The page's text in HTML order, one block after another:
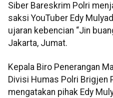
Siber Bareskrim Polri
saksi YouTuber Edy
ujaran kebencian “Jin
Jakarta, Jumat.
Kepala Biro Penerangan
Divisi Humas Polri Brigjen
mengatakan pihak Edy